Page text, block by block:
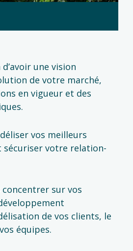
une vision
de votre marché,
en vigueur et des
vos meilleurs
votre relation-
concentrer sur vos
de vos clients, le
équipes.